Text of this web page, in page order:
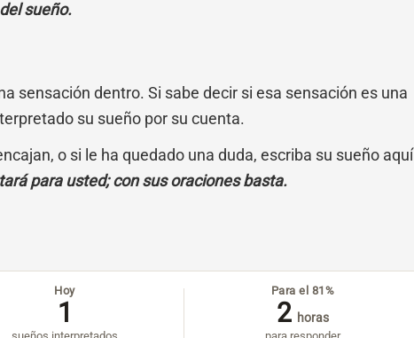
sueño.
sensación dentro. Si sabe decir si esa sensación es una
su sueño por su cuenta.
o si le ha quedado una duda, escriba su sueño aquí
para usted; con sus oraciones basta.
Hoy
1
Para el 81%
2 horas